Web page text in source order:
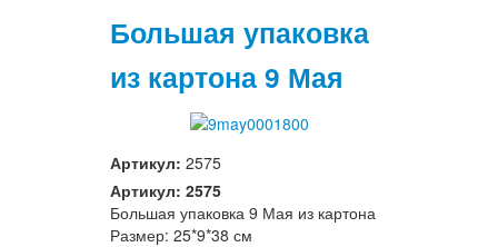
Большая упаковка
из картона 9 Мая
Артикул: 2575
Артикул: 2575
Большая упаковка 9 Мая из картона
Размер: 25*9*38 см